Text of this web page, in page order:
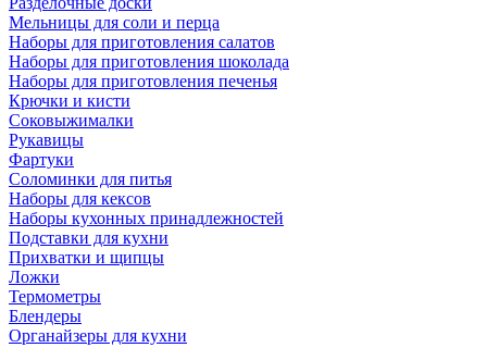
Мельницы для соли и перца
Наборы для приготовления салатов
Наборы для приготовления шоколада
Наборы для приготовления печенья
Крючки и кисти
Соковыжималки
Рукавицы
Фартуки
Соломинки для питья
Наборы для кексов
Наборы кухонных принадлежностей
Подставки для кухни
Прихватки и щипцы
Ложки
Термометры
Блендеры
Органайзеры для кухни